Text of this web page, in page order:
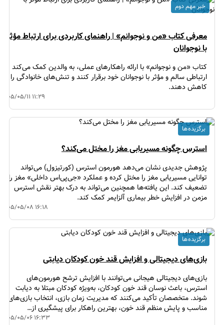
معرفی کتاب «من و نوجوانم» | راهنمای کاربردی برای ارتباط مؤثر
با نوجوانان
کتاب «من و نوجوانم» با ارائه راهکارهای عملی، به والدین کمک می‌کند
ارتباطی سالم و مؤثر با نوجوانان خود برقرار کنند و تنش‌های خانوادگی را
کاهش دهند.
۱۴۰۵/۰۵/۱۱ ۱۱:۲۹
خبر مهم دوم
استرس چگونه مسیریابی مغز را مختل می‌کند؟
پژوهش جدیدی نشان می‌دهد هورمون استرس (کورتیزول) می‌تواند
توانایی مسیریابی مغز را مختل کرده و عملکرد «جی‌پی‌اس داخلی» مغز را
تضعیف کند. این یافته‌ها همچنین می‌تواند به درک بهتر نقش استرس
مزمن در افزایش خطر بیماری آلزایمر کمک کند.
۱۴۰۵/۰۵/۰۸ ۱۶:۱۸
برگزیده ها
بازی‌های دیجیتالی و افزایش قند خون کودکان دیابتی
بازی‌های دیجیتالی هیجانی می‌توانند با افزایش ترشح هورمون‌های
استرس، باعث نوسان قند خون کودکان، به‌ویژه کودکان مبتلا به دیابت
شوند. متخصصان تأکید می‌کنند که مدیریت زمان بازی، انتخاب بازی‌های
مناسب و پایش منظم قند خون، بهترین راهکار برای پیشگیری از…
۱۴۰۵/۰۵/۰۶ ۱۶:۳۳
برگزیده ها